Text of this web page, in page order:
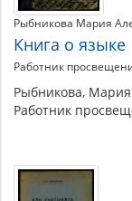
Рыбникова Мария
Книга о языке
Работник
Рыбникова,
Работник